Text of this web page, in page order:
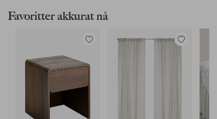
Favoritter akkurat nå
Legg
favoritter
Legg